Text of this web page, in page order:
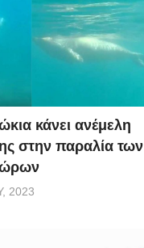
κάνει ανέμελη
στην παραλία των
2023